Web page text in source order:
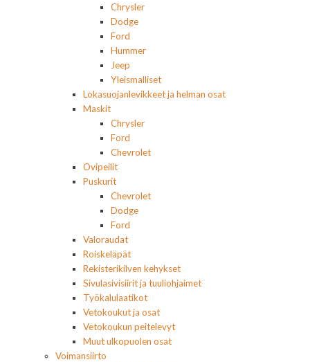
Chrysler
Dodge
Ford
Hummer
Jeep
Yleismalliset
Lokasuojanlevikkeet ja helman osat
Maskit
Chrysler
Ford
Chevrolet
Ovipeilit
Puskurit
Chevrolet
Dodge
Ford
Valoraudat
Roiskeläpät
Rekisterikilven kehykset
Sivulasivisiirit ja tuuliohjaimet
Työkalulaatikot
Vetokoukut ja osat
Vetokoukun peitelevyt
Muut ulkopuolen osat
Voimansiirto